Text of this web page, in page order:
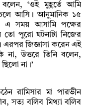
বলেন, ‘ওই মুহূর্তে আমি
আসি। আনুমানিক ১৫
এ সময় আসামি পক্ষের
পুরো ঘটনাটা নিজের
এরপর জিজ্ঞাসা করেন এই
উত্তরে তিনি বলেন,
না।’
রামিসার মা পারভীন
সত্য বলিব মিথ্যা বলিব